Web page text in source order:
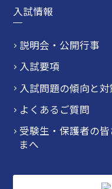
入試情報
説明会・公開行事
入試要項
入試問題の傾向と対
よくあるご質問
受験生・保護者の皆
まへ